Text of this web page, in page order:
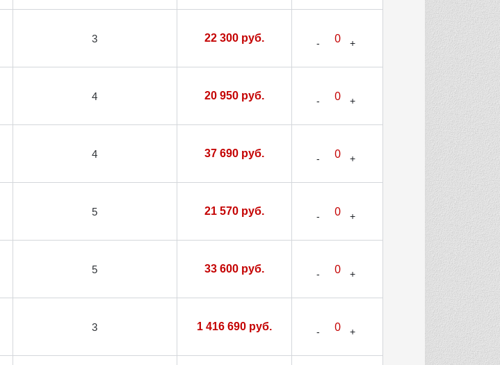
3 22 300 руб.
4 20 950 руб.
4 37 690 руб.
5 21 570 руб.
5 33 600 руб.
3 1 416 690 руб.